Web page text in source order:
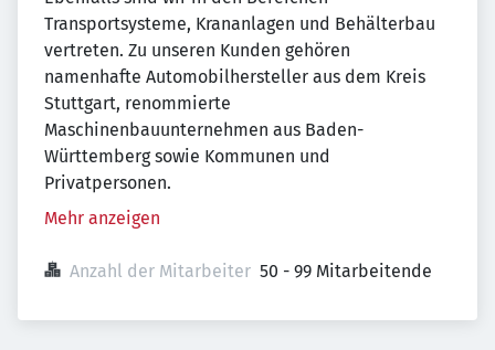
Transportsysteme, Krananlagen und Behälterbau
vertreten. Zu unseren Kunden gehören
namenhafte Automobilhersteller aus dem Kreis
Stuttgart, renommierte
Maschinenbauunternehmen aus Baden-
Württemberg sowie Kommunen und
Privatpersonen.
Mehr anzeigen
Anzahl der Mitarbeiter 50 - 99 Mitarbeitende